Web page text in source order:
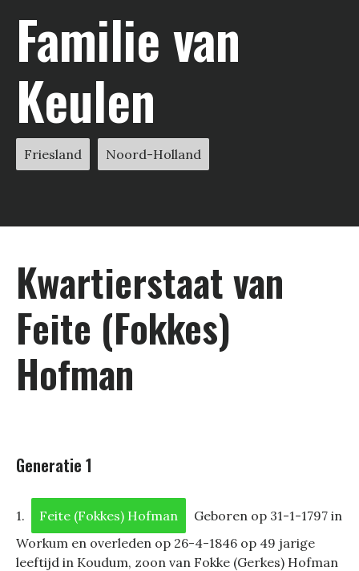
Familie van
Keulen
Friesland Noord-Holland
Kwartier­staat van
Feite (Fokkes)
Hofman
Generatie 1
1. Feite (Fokkes) Hofman
Geboren op 31-1-1797 in
Workum en overleden op 26-4-1846 op 49 jarige
leeftijd in Koudum, zoon van Fokke (Gerkes) Hofman